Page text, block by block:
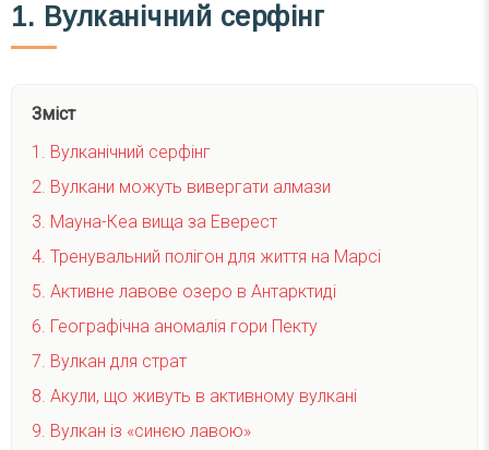
1. Вулканічний серфінг
Зміст
1. Вулканічний серфінг
2. Вулкани можуть вивергати алмази
3. Мауна-Кеа вища за Еверест
4. Тренувальний полігон для життя на Марсі
5. Активне лавове озеро в Антарктиді
6. Географічна аномалія гори Пекту
7. Вулкан для страт
8. Акули, що живуть в активному вулкані
9. Вулкан із «синєю лавою»